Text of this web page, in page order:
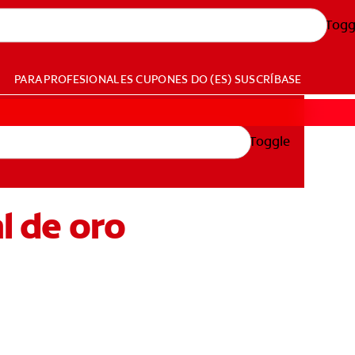
PARA PROFESIONALESCUPONES DO (ES) SUSCRÍBASE
Toggle
de oro